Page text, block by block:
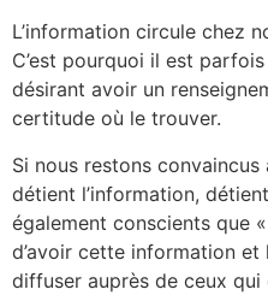
L’information circule chez
C’est pourquoi il est
désirant avoir un
certitude où le trouver.
Si nous restons convaincus
détient l’information,
également conscients que
d’avoir cette information et
diffuser auprès de ceux qui